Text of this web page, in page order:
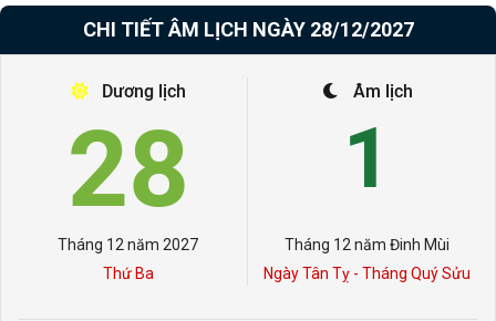
CHI TIẾT ÂM LỊCH NGÀY 28/12/2027
Dương lịch
28
Tháng 12 năm 2027
Thứ Ba
Âm lịch
1
Tháng 12 năm Đinh Mùi
Ngày Tân Tỵ - Tháng Quý Sửu